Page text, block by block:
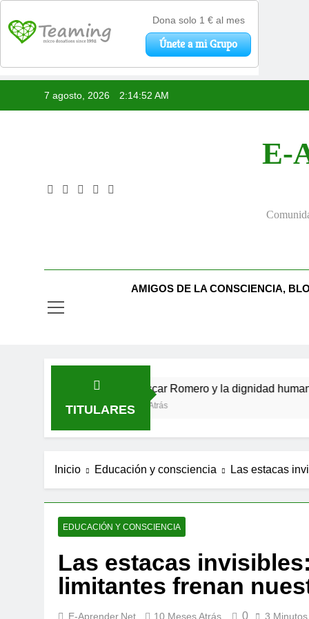
7 agosto, 2026 2:14:52 AM
E-
AMIGOS DE LA CONSCIENCIA,
TITULARES
San Óscar Romero y la dignidad humana
4 Meses Atrás
Inicio Educación y consciencia Las estacas
EDUCACIÓN Y CONSCIENCIA
Las estacas
limitantes frenan
E-Aprender.net 10 Meses Atrás 0 3 Minutos